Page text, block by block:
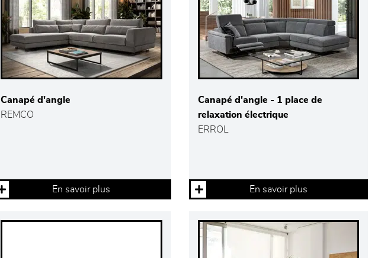
Canapé d'angle
REMCO
En savoir plus
Canapé d'angle - 1 place de
relaxation électrique
ERROL
En savoir plus